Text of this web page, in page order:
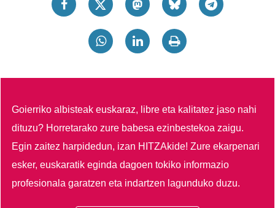
Goierriko albisteak euskaraz, libre eta kalitatez jaso nahi
dituzu? Horretarako zure babesa ezinbestekoa zaigu.
Egin zaitez harpidedun, izan HITZAkide!Zure ekarpenari
esker, euskaratik eginda dagoen tokiko informazio
profesionala garatzen eta indartzen lagunduko duzu.